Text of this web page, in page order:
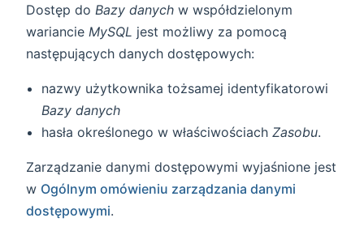
Dostęp do Bazy danych w współdzielonym
wariancie MySQL jest możliwy za pomocą
następujących danych dostępowych:
nazwy użytkownika tożsamej identyfikatorowi
Bazy danych
hasła określonego w właściwościachZasobu.
Zarządzanie danymi dostępowymi wyjaśnione jest
w Ogólnym omówieniu zarządzania danymi
dostępowymi.